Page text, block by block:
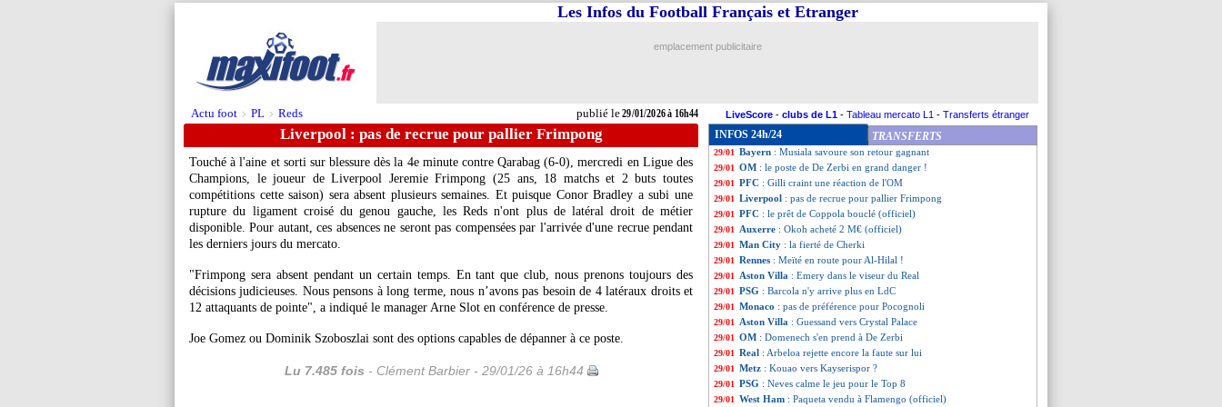
Actu foot > PL > Reds publié le29/01/2026 à 16h44
Les Infos du Football Français et Etranger
emplacement publicitaire
LiveScore - clubs de L1 - Tableau mercato L1 - Transferts étranger
Liverpool : pas de recrue pour pallier Frimpong
Touché à l'aine et sorti sur blessure dès la 4e minute contre Qarabag (6-0), mercredi en Ligue des
Champions, le joueur de Liverpool JeremieFrimpong (25 ans, 18 matchs et 2 buts toutes
compétitions cette saison) sera absent plusieurs semaines. Et puisque Conor Bradley a subi une
rupture du ligament croisé du genou gauche, les Reds n'ont plus de latéral droit de métier
disponible. Pour autant, ces absences ne seront pas compensées par l'arrivée d'une recrue pendant
les derniers jours du mercato.
"Frimpong sera absent pendant un certain temps. En tant que club, nous prenons toujours des
décisions judicieuses. Nous pensons à long terme, nous n’avons pas besoin de 4 latéraux droits et
12 attaquants de pointe", a indiqué le manager Arne Slot en conférence de presse.
Joe Gomez ou Dominik Szoboszlai sont des options capables de dépanner à ce poste.
Lu 7.485 fois - Clément Barbier - 29/01/26 à 16h44
INFOS 24h/24 TRANSFERTS
29/01 Liverpool: un record pour Van Dijk en C1
29/01 OM: Dugarry enfonce De Zerbi
29/01 PSG: l'indisponibilité de Kvaratskhelia connue
29/01 Angers: Allevinah prêté à Kasimpasa (off.)
29/01 Bayern : Musiala savoure son retour gagnant
29/01 OM : le poste de De Zerbi en grand danger !
29/01 PFC : Gilli craint une réaction de l'OM
29/01 Liverpool : pas de recrue pour pallier Frimpong
29/01 PFC : le prêt de Coppola bouclé (officiel)
29/01 Auxerre : Okoh acheté 2 M€ (officiel)
29/01 Man City : la fierté de Cherki
29/01 Rennes : Meïté en route pour Al-Hilal !
29/01 Aston Villa : Emery dans le viseur du Real
29/01 PSG : Barcola n'y arrive plus en LdC
29/01 Monaco : pas de préférence pour Pocognoli
29/01 Aston Villa : Guessand vers Crystal Palace
29/01 OM : Domenech s'en prend à De Zerbi
29/01 Real : Arbeloa rejette encore la faute sur lui
29/01 Metz : Kouao vers Kayserispor ?
29/01 PSG : Neves calme le jeu pour le Top 8
29/01 West Ham : Paqueta vendu à Flamengo (officiel)